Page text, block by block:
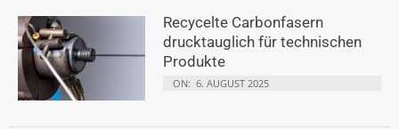
Recycelte Carbonfasern
drucktauglich für technischen
Produkte
ON: 6. AUGUST 2025